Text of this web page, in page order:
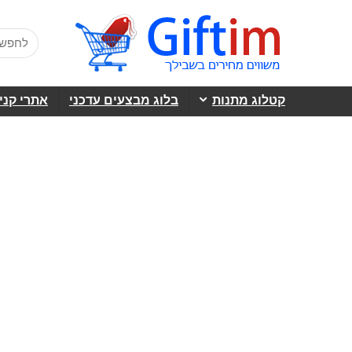
קטלוג מתנות בלוג מבצעים עדכני אתרי